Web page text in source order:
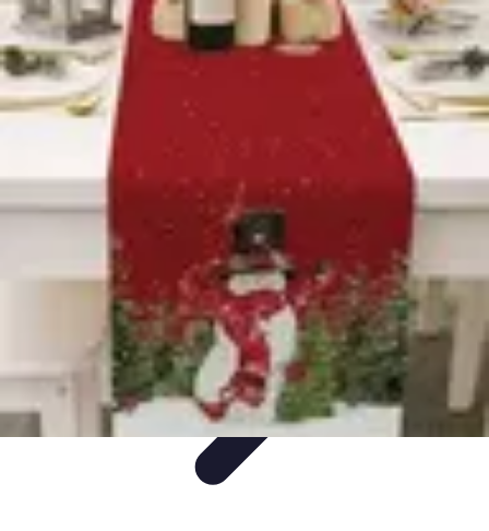
Recettes de Poissons
Recettes de PapilloteRecettes FacilesRecettesRecettes de
MarinadesRecettes de Poisson
Recettes de Poissons